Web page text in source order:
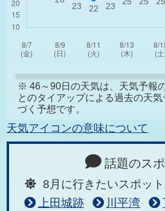
※ 46～90日の天気は、天気予報
とのタイアップによる過去の天
づく予想です。
天気アイコンの意味について
話題のス
8月に行きたいスポット
上田城跡
川平湾